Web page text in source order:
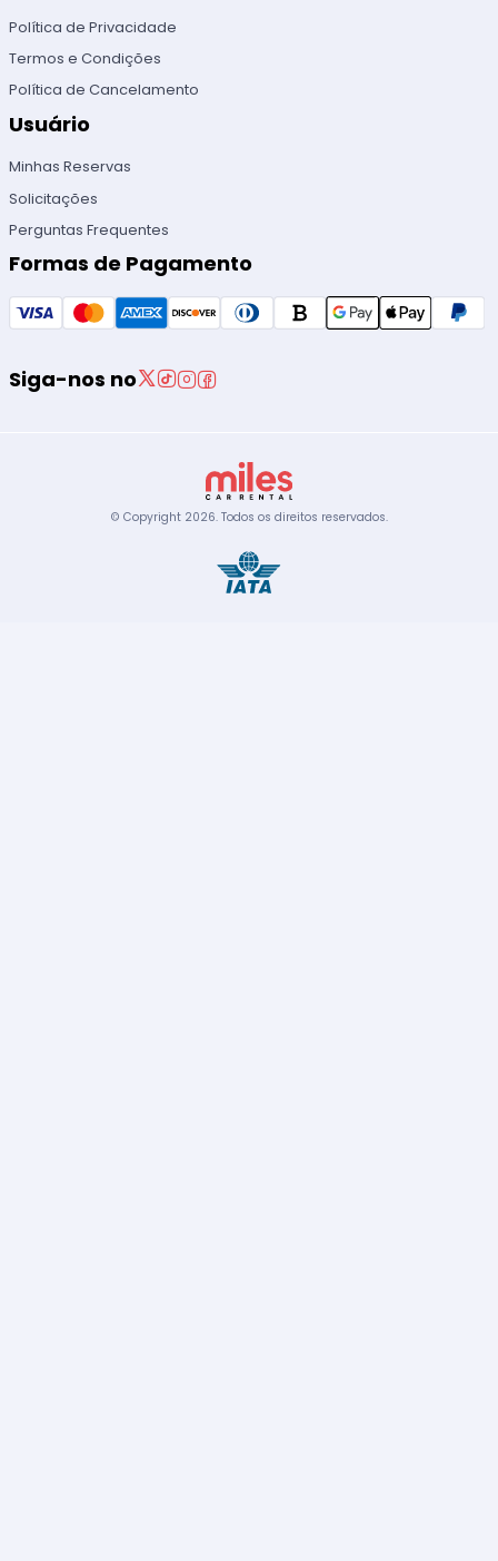
Política de Privacidade
Termos e Condições
Política de Cancelamento
Usuário
Minhas Reservas
Solicitações
Perguntas Frequentes
Formas de Pagamento
Siga-nos no
© Copyright 2026. Todos os direitos reservados.